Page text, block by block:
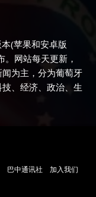
(苹果和安卓版
网站每天更新，
为主，分为葡萄牙
、经济、政治、生
巴中通讯社 加入我们